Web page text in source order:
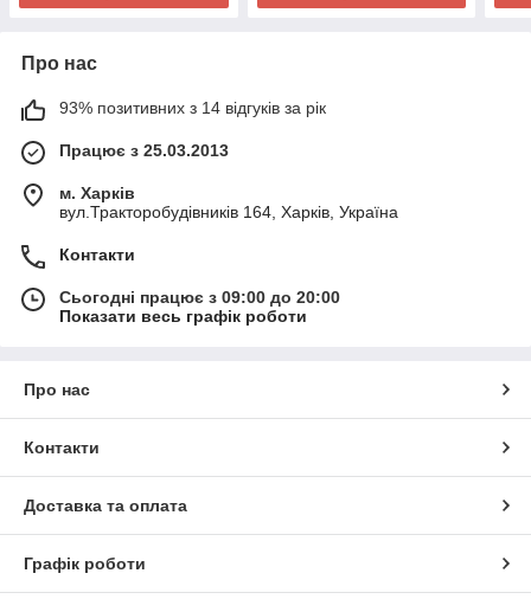
Про нас
93% позитивних з 14 відгуків за рік
Працює з 25.03.2013
м. Харків
вул.Тракторобудівників 164, Харків, Україна
Контакти
Сьогодні працює з 09:00 до 20:00
Показати весь графік роботи
Про нас
Контакти
Доставка та оплата
Графік роботи